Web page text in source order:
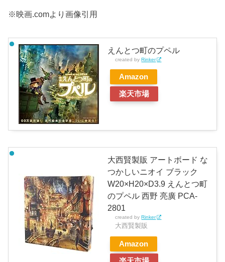
※映画.comより画像引用
えんとつ町のプペル
created byRinker
Amazon
楽天市場
大西賢製販 アートボード な
つかしいニオイ ブラック
W20×H20×D3.9 えんとつ町
のプペル 西野 亮廣 PCA-
2801
created byRinker
大西賢製販
Amazon